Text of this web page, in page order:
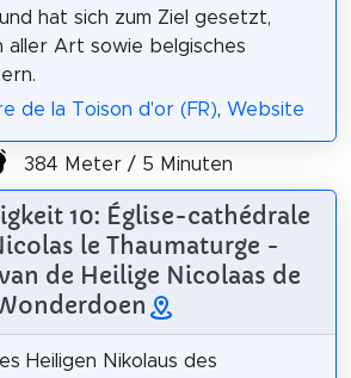
hat sich zum Ziel gesetzt,
aller Art sowie belgisches
de la Toison d'or (FR), Website
384 Meter / 5 Minuten
10: Église-cathédrale
le Thaumaturge -
de Heilige Nicolaas de
Heiligen Nikolaus des